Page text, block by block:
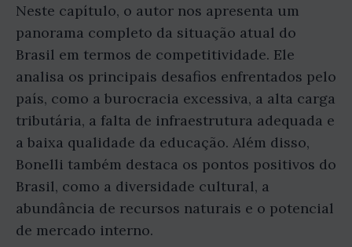
Neste capítulo, o autor nos apresenta um
panorama completo da situação atual do
Brasil em termos de competitividade. Ele
analisa os principais desafios enfrentados pelo
país, como a burocracia excessiva, a alta carga
tributária, a falta de infraestrutura adequada e
a baixa qualidade da educação. Além disso,
Bonelli também destaca os pontos positivos do
Brasil, como a diversidade cultural, a
abundância de recursos naturais e o potencial
de mercado interno.